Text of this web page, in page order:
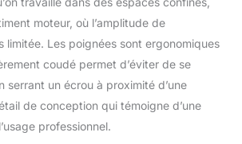
pour clé profil E E20 +
entraînement six pans
extérieurs 6 mm:
Embouts Profil T (pour
Torx) sans perçage
frontal T5 - T6 - T7
moteur, où l’amplitude de
limitée. Les poignées sont ergonomiques
coudé permet d’éviter de se
serrant un écrou à proximité d’une
de conception qui témoigne d’une
professionnel.